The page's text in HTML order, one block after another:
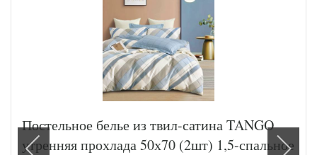
Постельное белье из твил-сатина TANGO
утренняя прохлада 50х70 (2шт) 1,5-спальное